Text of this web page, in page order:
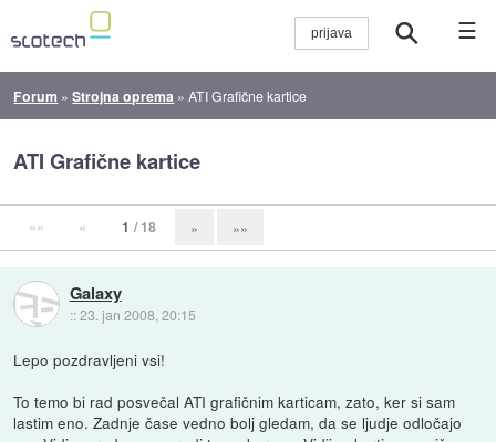
☰
Forum »Strojna oprema »ATI Grafične kartice
ATI Grafične kartice
«« « 1 / 18 » »»
Galaxy
::23. jan 2008, 20:15
Lepo pozdravljeni vsi!
To temo bi rad posvečal ATI grafičnim karticam, zato, ker si sam
lastim eno. Zadnje čase vedno bolj gledam, da se ljudje odločajo